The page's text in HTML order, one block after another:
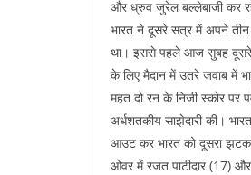
e
b
o
o
k
er s
A
p
p
और ध्रुव जुरेल बल्लेबाजी कर
भारत ने दूसरे सत्र में अपने
था। इससे पहले आज सुबह दूसरे
के लिए मैदान में उतरे जवाब में
महत दो रन के निजी स्कोर पर
अर्धशतकीय साझेदारी की।
आउट कर भारत को दूसरा
ओवर में रजत पाटीदार (17)